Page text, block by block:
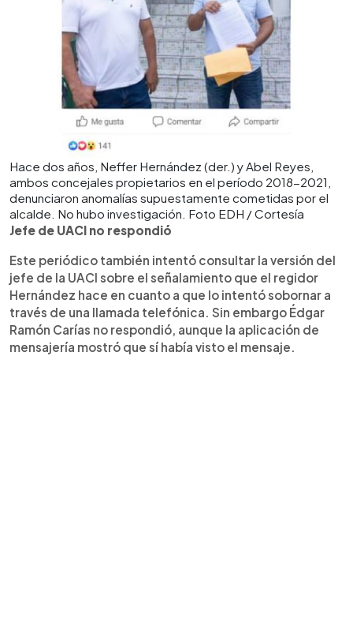
Hace dos años, Neffer Hernández (der.) y Abel Reyes,
ambos concejales propietarios en el período 2018-2021,
denunciaron anomalías supuestamente cometidas por el
alcalde. No hubo investigación. Foto EDH / Cortesía
Jefe de UACI no respondió
Este periódico también intentó consultar la versión del
jefe de la UACI sobre el señalamiento que el regidor
Hernández hace en cuanto a que lo intentó sobornar a
través de una llamada telefónica. Sin embargo Édgar
Ramón Carías no respondió, aunque la aplicación de
mensajería mostró que sí había visto el mensaje.